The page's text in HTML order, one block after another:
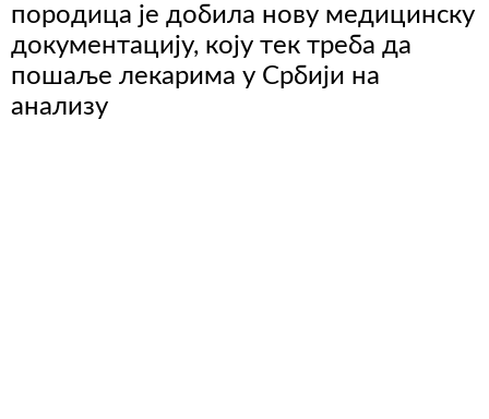
породица је добила нову медицинску
документацију, коју тек треба да
пошаље лекарима у Србији на
анализу